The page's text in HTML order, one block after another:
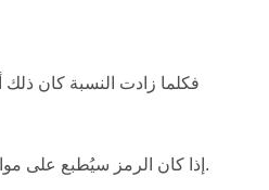
إذا كان الرمز سيُطبع على مواد لامعة، فيجب أن تستهدف نسبة تباين تقارب 7:1 لتعويض الانعكاسات الضوئية المحتملة.